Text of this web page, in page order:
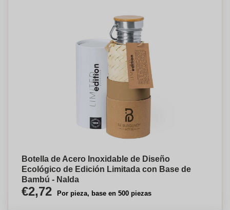
Botella de Acero Inoxidable de Diseño
Ecológico de Edición Limitada con Base de
Bambú - Nalda
€2,72 Por pieza, base en 500 piezas